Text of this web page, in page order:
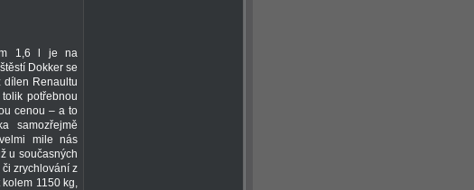
1,6 l je na
Dokker se
dílen Renaultu
potřebnou
cenou – a to
samozřejmě
mile nás
u současných
zrychlování z
1150 kg,